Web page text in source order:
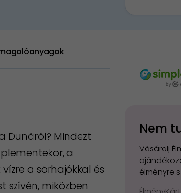
Dunáról? Mindezt
a
a sörhajókkal és
szívén, miközben
Nem
Vásárolj
élményre